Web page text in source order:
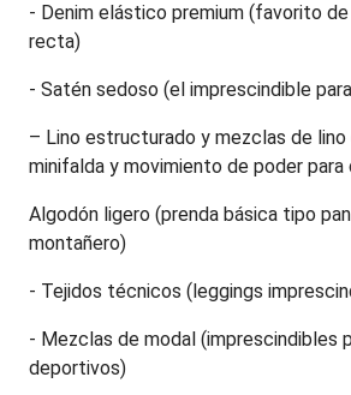
- Denim elástico premium (favorito de
recta)
- Satén sedoso (el imprescindible
– Lino estructurado y mezclas de
minifalda y movimiento de poder para
Algodón ligero (prenda básica tipo
montañero)
- Tejidos técnicos (leggings
- Mezclas de modal (imprescindibles
deportivos)